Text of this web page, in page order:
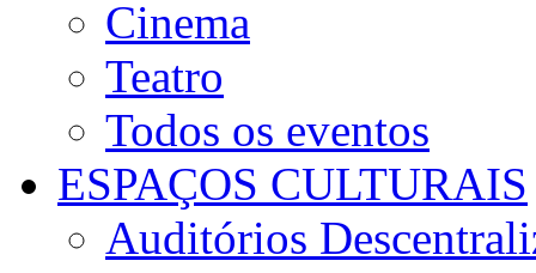
Cinema
Teatro
Todos os eventos
ESPAÇOS CULTURAIS
Auditórios